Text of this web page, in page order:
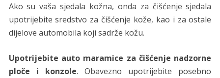
Ako su vaša sjedala kožna, onda za čišćenje sjedala
upotrijebite sredstvo za čišćenje kože, kao i za ostale
dijelove automobila koji sadrže kožu.
Upotrijebite auto maramice za čišćenje nadzorne
ploče i konzole. Obavezno upotrijebite posebno